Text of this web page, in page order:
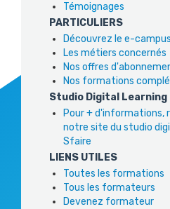
Témoignages
PARTICULIERS
Découvrez le e-campus
Les métiers concernés
Nos offres
Nos formations
Studio Digital Learning
Pour + d'informations,
notre site du studio
Sfaire
LIENS UTILES
Toutes les formations
Tous les formateurs
Devenez formateur